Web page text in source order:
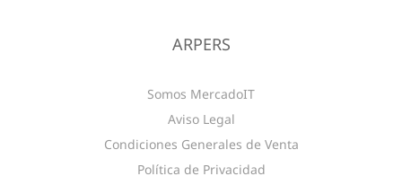
ARPERS
Somos MercadoIT
Aviso Legal
Condiciones Generales de Venta
Política de Privacidad